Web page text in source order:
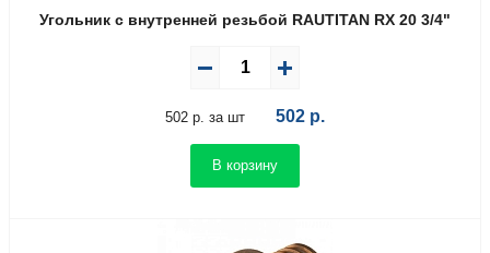
Угольник с внутренней резьбой RAUTITAN RX 20 3/4"
502 р. за шт 502 р.
В корзину